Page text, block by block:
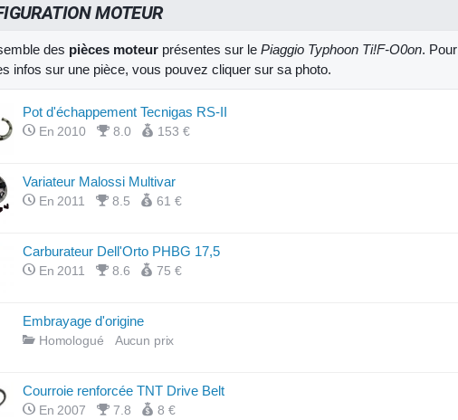
MOTEUR
des pièces moteur présentes sur le Piaggio Typhoon Ti!F-O0on. Pour
infos sur une pièce, vous pouvez cliquer sur sa photo.
Pot d'échappement Tecnigas RS-II
En 2010 8.0 153 €
Variateur Malossi Multivar
En 2011 8.5 61 €
Carburateur Dell'Orto PHBG 17,5
En 2011 8.6 75 €
Embrayage d'origine
Homologué Aucun prix
Courroie renforcée TNT Drive Belt
En 2007 7.8 8 €